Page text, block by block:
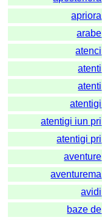
apriora
arabe
atenci
atenti
atenti
atentigi
atentigi iun pri
atentigi pri
aventure
aventurema
avidi
baze de